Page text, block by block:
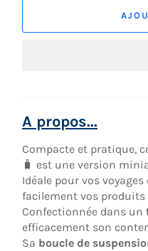
A propos...
Compacte et pratique,
🧳 est une version
Idéale pour vos
facilement vos produits
Confectionnée dans un
efficacement son
Sa boucle de